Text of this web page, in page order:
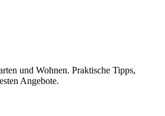
und Wohnen. Praktische Tipps,
Angebote.